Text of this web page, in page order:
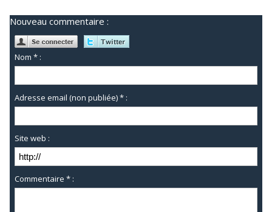
Nouveau commentaire :
Nom * :
Adresse email (non publiée) * :
Site web :
Commentaire * :